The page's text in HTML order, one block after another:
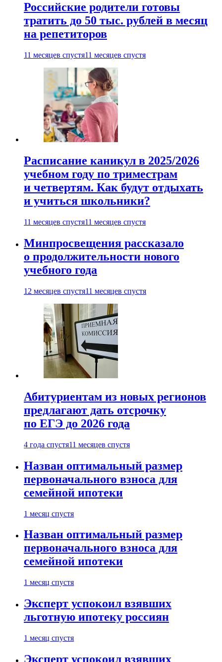
Российские родители готовы
тратить до 50 тыс. рублей в месяц
на репетиторов
11 месяцев спустя11 месяцев спустя
Расписание каникул в 2025/2026
учебном году по триместрам
и четвертям. Как будут отдыхать
и учиться школьники?
11 месяцев спустя11 месяцев спустя
Минпросвещения рассказало
о продолжительности нового
учебного года
12 месяцев спустя11 месяцев спустя
Абитуриентам из новых регионов
предлагают дать отсрочку
по ЕГЭ до 2026 года
4 года спустя11 месяцев спустя
Назван оптимальный размер
первоначального взноса для
семейной ипотеки
1 месяц спустя
Назван оптимальный размер
первоначального взноса для
семейной ипотеки
1 месяц спустя
Эксперт успокоил взявших
льготную ипотеку россиян
1 месяц спустя
Эксперт успокоил взявших